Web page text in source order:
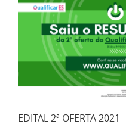
EDITAL 2ª OFERTA 2021